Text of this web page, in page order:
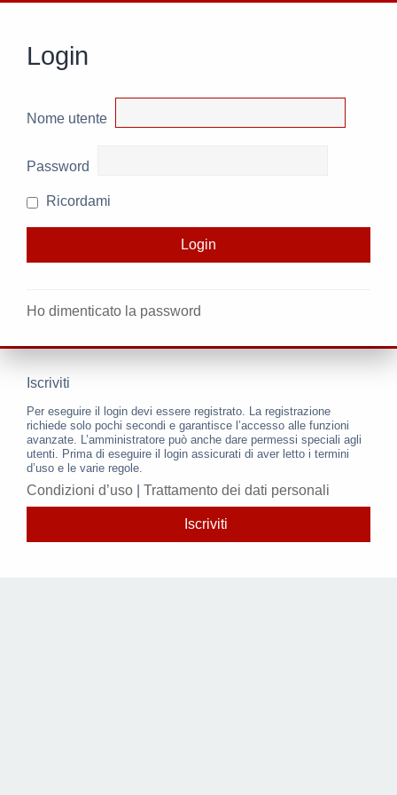
Login
Nome utente
Password
Ricordami
Ho dimenticato la password
Iscriviti
Per eseguire il login devi essere registrato. La registrazione
richiede solo pochi secondi e garantisce l’accesso alle funzioni
avanzate. L’amministratore può anche dare permessi speciali agli
utenti. Prima di eseguire il login assicurati di aver letto i termini
d’uso e le varie regole.
Condizioni d’uso Trattamento dei dati personali
Iscriviti